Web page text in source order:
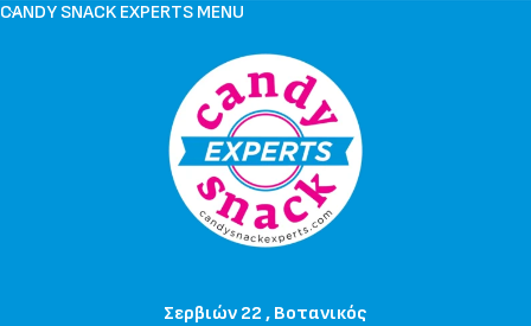
CANDY SNACK EXPERTS MENU
Σερβιών 22 , Βοτανικός